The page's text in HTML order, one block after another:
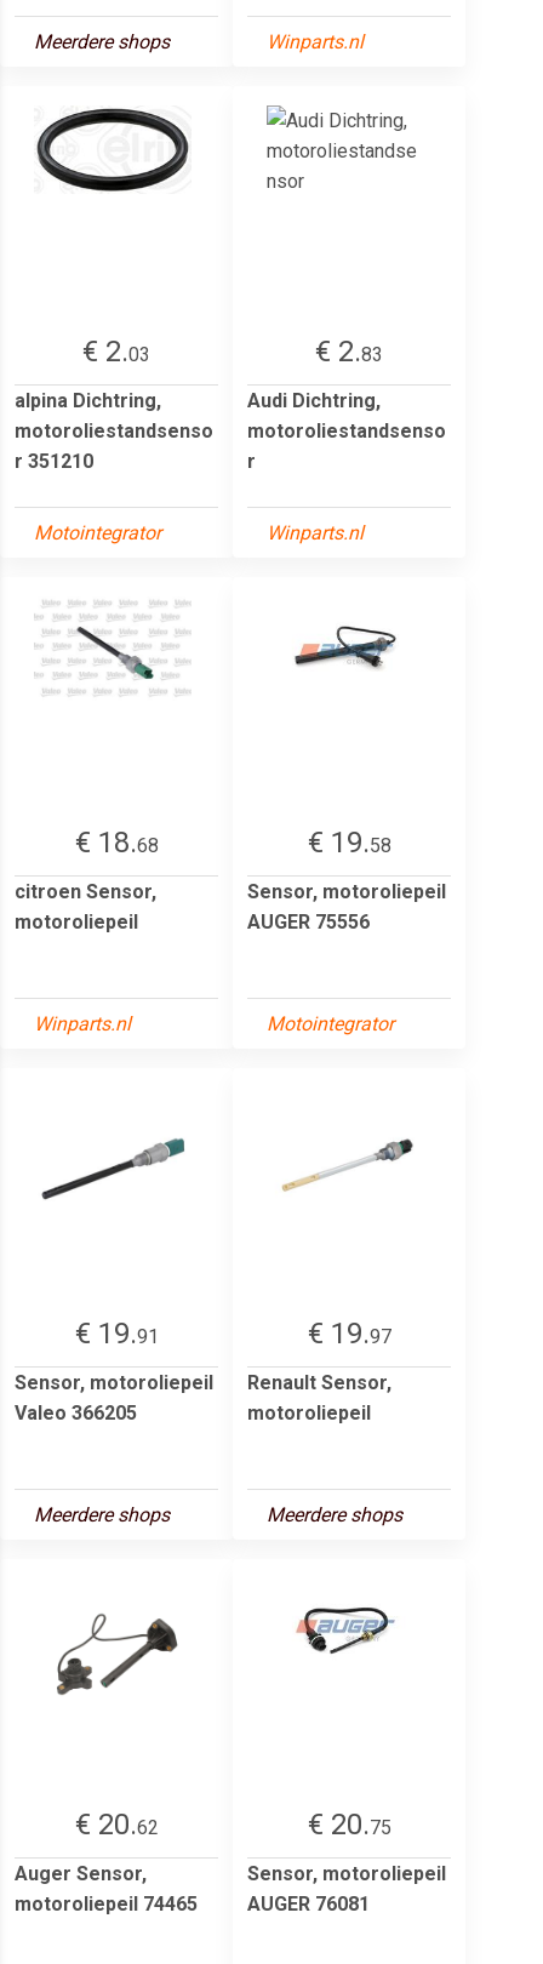
Meerdere shops Winparts.nl
€ 2.03
alpina Dichtring,
motoroliestandsenso
r 351210
Motointegrator
€ 2.83
Audi Dichtring,
motoroliestandsenso
r
Winparts.nl
€ 18.68
citroen Sensor,
motoroliepeil
Winparts.nl
€ 19.58
Sensor, motoroliepeil
AUGER 75556
Motointegrator
€ 19.91
Sensor, motoroliepeil
Valeo 366205
Meerdere shops
€ 19.97
Renault Sensor,
motoroliepeil
Meerdere shops
€ 20.62
Auger Sensor,
motoroliepeil 74465
€ 20.75
Sensor, motoroliepeil
AUGER 76081